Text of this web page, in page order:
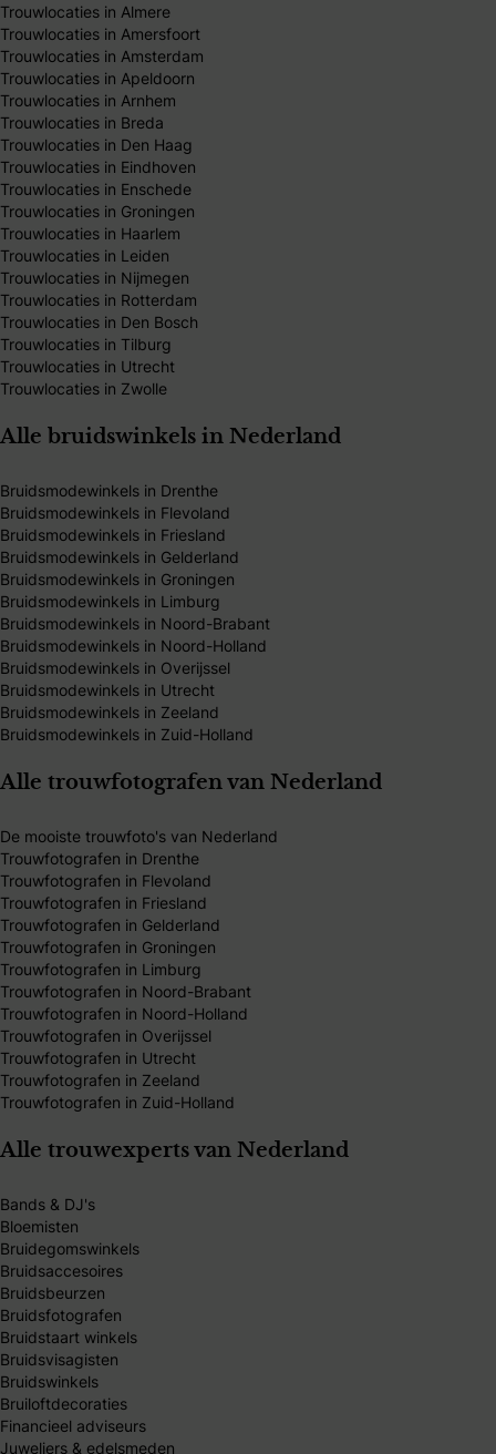
Trouwlocaties in Almere
Trouwlocaties in Amersfoort
Trouwlocaties in Amsterdam
Trouwlocaties in Apeldoorn
Trouwlocaties in Arnhem
Trouwlocaties in Breda
Trouwlocaties in Den Haag
Trouwlocaties in Eindhoven
Trouwlocaties in Enschede
Trouwlocaties in Groningen
Trouwlocaties in Haarlem
Trouwlocaties in Leiden
Trouwlocaties in Nijmegen
Trouwlocaties in Rotterdam
Trouwlocaties in Den Bosch
Trouwlocaties in Tilburg
Trouwlocaties in Utrecht
Trouwlocaties in Zwolle
Alle bruidswinkels in Nederland
Bruidsmodewinkels in Drenthe
Bruidsmodewinkels in Flevoland
Bruidsmodewinkels in Friesland
Bruidsmodewinkels in Gelderland
Bruidsmodewinkels in Groningen
Bruidsmodewinkels in Limburg
Bruidsmodewinkels in Noord-Brabant
Bruidsmodewinkels in Noord-Holland
Bruidsmodewinkels in Overijssel
Bruidsmodewinkels in Utrecht
Bruidsmodewinkels in Zeeland
Bruidsmodewinkels in Zuid-Holland
Alle trouwfotografen van Nederland
De mooiste trouwfoto's van Nederland
Trouwfotografen in Drenthe
Trouwfotografen in Flevoland
Trouwfotografen in Friesland
Trouwfotografen in Gelderland
Trouwfotografen in Groningen
Trouwfotografen in Limburg
Trouwfotografen in Noord-Brabant
Trouwfotografen in Noord-Holland
Trouwfotografen in Overijssel
Trouwfotografen in Utrecht
Trouwfotografen in Zeeland
Trouwfotografen in Zuid-Holland
Alle trouwexperts van Nederland
Bands & DJ's
Bloemisten
Bruidegomswinkels
Bruidsaccesoires
Bruidsbeurzen
Bruidsfotografen
Bruidstaart winkels
Bruidsvisagisten
Bruidswinkels
Bruiloftdecoraties
Financieel adviseurs
Juweliers & edelsmeden